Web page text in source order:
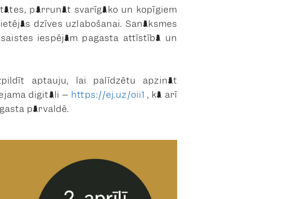
pārrunāt svarīgāko un kopīgiem
dzīves uzlabošanai. Sanāksmes
iespējām pagasta attīstībā un
aptauju, lai palīdzētu apzināt
digitāli – https://ej.uz/oii1 , kā arī
pārvaldē.